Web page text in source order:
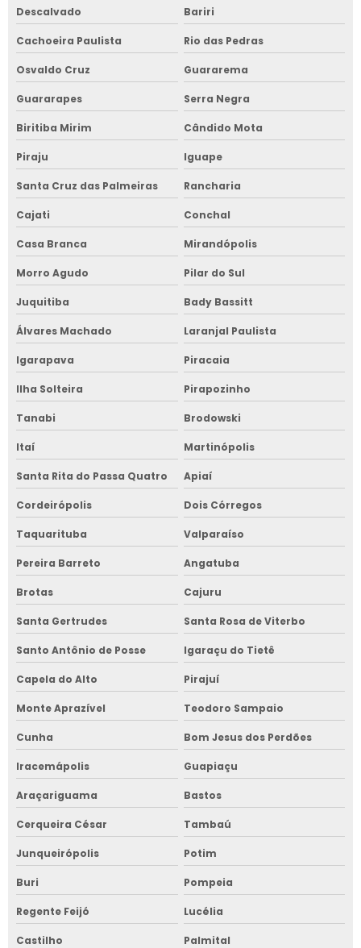
Descalvado Bariri
Cachoeira Paulista Rio das Pedras
Osvaldo Cruz Guararema
Guararapes Serra Negra
Biritiba Mirim Cândido Mota
Piraju Iguape
Santa Cruz das Palmeiras Rancharia
Cajati Conchal
Casa Branca Mirandópolis
Morro Agudo Pilar do Sul
Juquitiba Bady Bassitt
Álvares Machado Laranjal Paulista
Igarapava Piracaia
Ilha Solteira Pirapozinho
Tanabi Brodowski
Itaí Martinópolis
Santa Rita do Passa Quatro Apiaí
Cordeirópolis Dois Córregos
Taquarituba Valparaíso
Pereira Barreto Angatuba
Brotas Cajuru
Santa Gertrudes Santa Rosa de Viterbo
Santo Antônio de Posse Igaraçu do Tietê
Capela do Alto Pirajuí
Monte Aprazível Teodoro Sampaio
Cunha Bom Jesus dos Perdões
Iracemápolis Guapiaçu
Araçariguama Bastos
Cerqueira César Tambaú
Junqueirópolis Potim
Buri Pompeia
Regente Feijó Lucélia
Castilho Palmital